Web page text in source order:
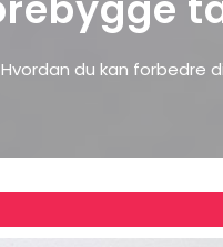
du kan forbedre